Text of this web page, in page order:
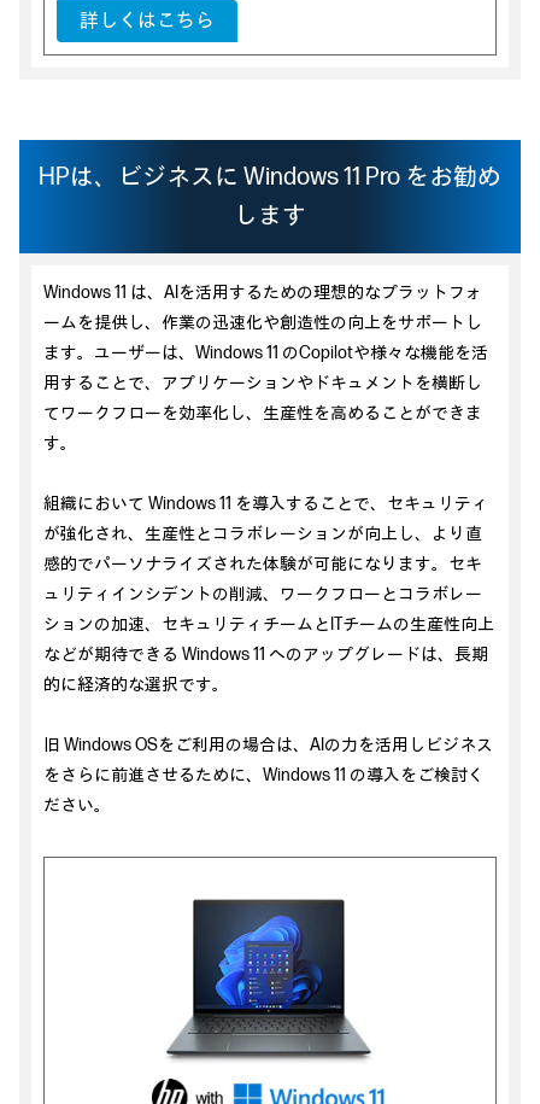
詳しくはこちら
HPは、ビジネスに Windows 11 Pro をお勧め
します
Windows 11 は、AIを活用するための理想的なプラットフォ
ームを提供し、作業の迅速化や創造性の向上をサポートし
ます。ユーザーは、Windows 11 のCopilotや様々な機能を活
用することで、アプリケーションやドキュメントを横断し
てワークフローを効率化し、生産性を高めることができま
す。
組織において Windows 11 を導入することで、セキュリティ
が強化され、生産性とコラボレーションが向上し、より直
感的でパーソナライズされた体験が可能になります。セキ
ュリティインシデントの削減、ワークフローとコラボレー
ションの加速、セキュリティチームとITチームの生産性向上
などが期待できる Windows 11 へのアップグレードは、長期
的に経済的な選択です。
旧 Windows OSをご利用の場合は、AIの力を活用しビジネス
をさらに前進させるために、Windows 11 の導入をご検討く
ださい。